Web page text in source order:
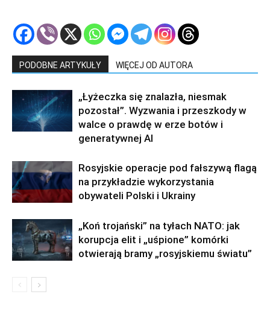
PODOBNE ARTYKUŁY WIĘCEJ OD AUTORA
„Łyżeczka się znalazła, niesmak
pozostał”. Wyzwania i przeszkody w
walce o prawdę w erze botów i
generatywnej AI
Rosyjskie operacje pod fałszywą flagą
na przykładzie wykorzystania
obywateli Polski i Ukrainy
„Koń trojański” na tyłach NATO: jak
korupcja elit i „uśpione” komórki
otwierają bramy „rosyjskiemu światu”